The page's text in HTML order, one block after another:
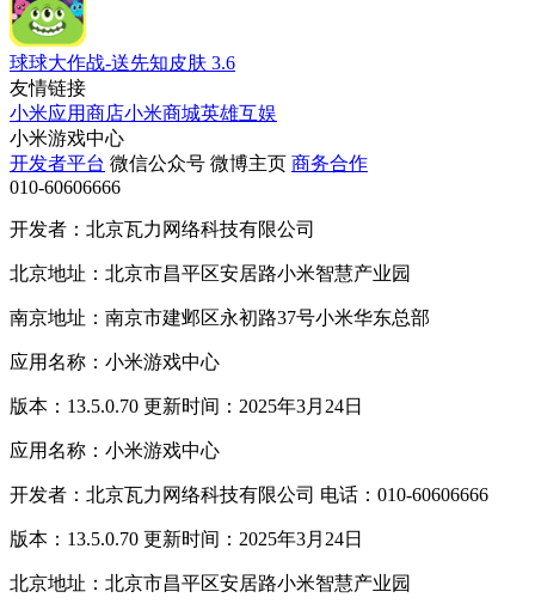
球球大作战-送先知皮肤 3.6
友情链接
小米应用商店小米商城英雄互娱
小米游戏中心
开发者平台 微信公众号 微博主页 商务合作
010-60606666
开发者：北京瓦力网络科技有限公司
北京地址：北京市昌平区安居路小米智慧产业园
南京地址：南京市建邺区永初路37号小米华东总部
应用名称：小米游戏中心
版本：13.5.0.70 更新时间：2025年3月24日
应用名称：小米游戏中心
开发者：北京瓦力网络科技有限公司 电话：010-60606666
版本：13.5.0.70 更新时间：2025年3月24日
北京地址：北京市昌平区安居路小米智慧产业园